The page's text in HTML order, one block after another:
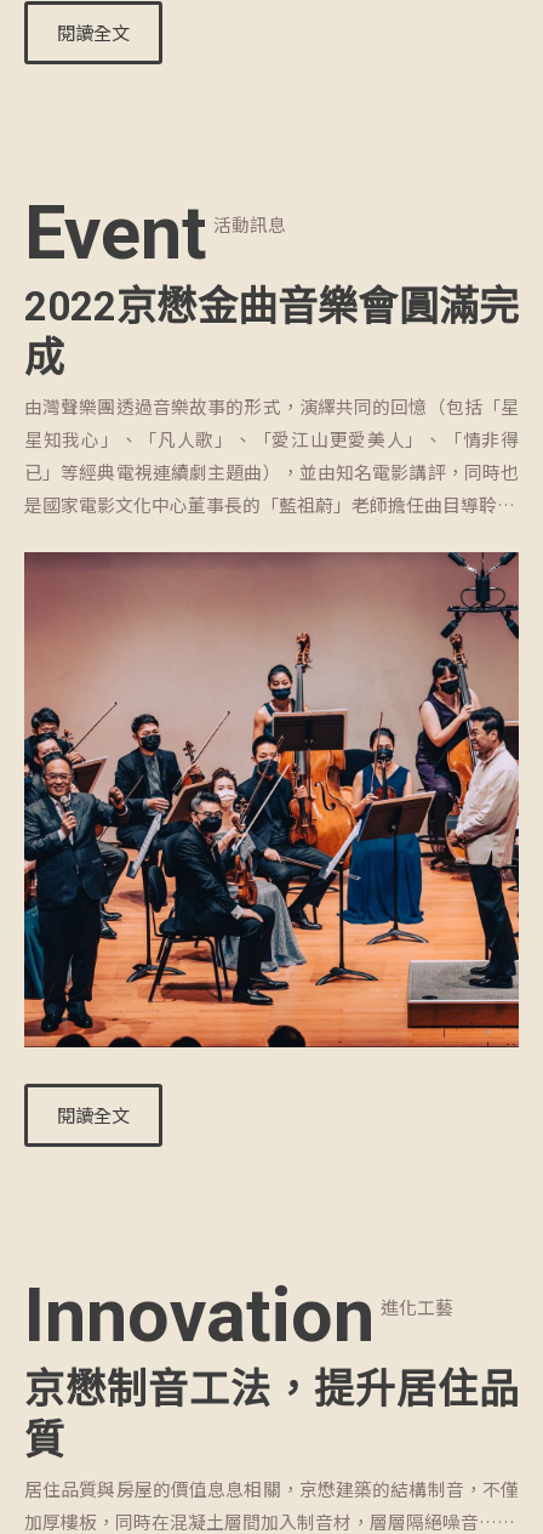
閱讀全文
Event 活動訊息
2022京懋金曲音樂會圓滿完
成
由灣聲樂團透過音樂故事的形式，演繹共同的回憶（包括「星
星知我心」、「凡人歌」、「愛江山更愛美人」、「情非得
已」等經典電視連續劇主題曲），並由知名電影講評，同時也
是國家電影文化中心董事長的「藍祖蔚」老師擔任曲目導聆…
閱讀全文
Innovation 進化工藝
京懋制音工法，提升居住品
質
居住品質與房屋的價值息息相關，京懋建築的結構制音，不僅
加厚樓板，同時在混凝土層間加入制音材，層層隔絕噪音……